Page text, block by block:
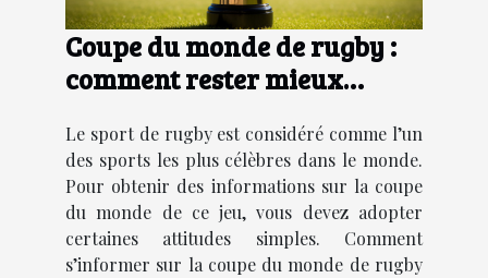
Coupe du monde de rugby :
comment rester mieux
Le sport de rugby est considéré comme l’un
des sports les plus célèbres dans le monde.
Pour obtenir des informations sur la coupe
du monde de ce jeu, vous devez adopter
certaines attitudes simples. Comment
s’informer sur la coupe du monde de rugby